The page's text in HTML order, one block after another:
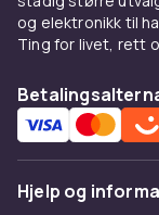
og elektronikk til
Ting for livet, rett
Hjelp og